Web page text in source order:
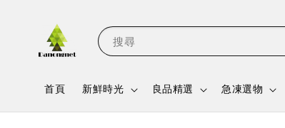
搜尋
首頁 新鮮時光 良品精選 急凍選物